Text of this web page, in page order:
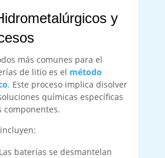
y
más comunes para el
de litio es el método
. Este proceso implica disolver
químicas específicas
componentes.
baterías se desmantelan